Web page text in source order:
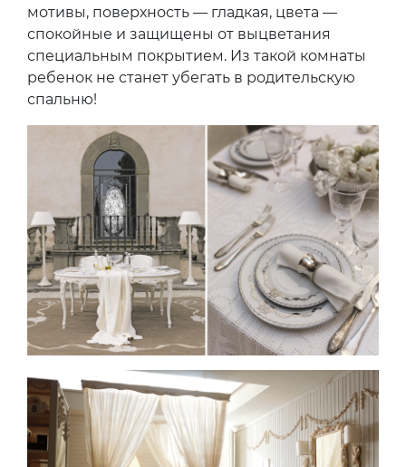
мотивы, поверхность — гладкая, цвета —
спокойные и защищены от выцветания
специальным покрытием. Из такой комнаты
ребенок не станет убегать в родительскую
спальню!